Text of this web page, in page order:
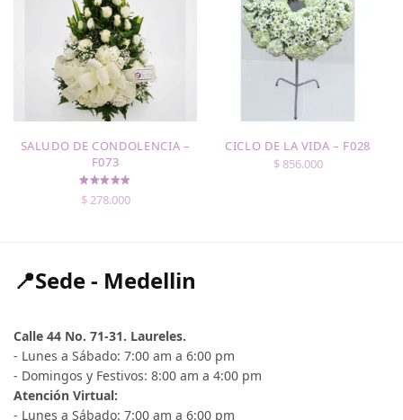
SALUDO DE CONDOLENCIA –
F073
$278.000
CICLO DE LA VIDA – F028
$856.000
📍Sede - Medellin
Calle 44 No. 71-31. Laureles.
- Lunes a Sábado: 7:00 am a 6:00 pm
- Domingos y Festivos: 8:00 am a 4:00 pm
Atención Virtual:
- Lunes a Sábado: 7:00 am a 6:00 pm